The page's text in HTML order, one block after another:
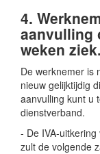
4.
aanvulling
weken
De werknemer is
nieuw gelijktijdig
aanvulling kunt u
dienstverband.
- De IVA-
zult de volgende